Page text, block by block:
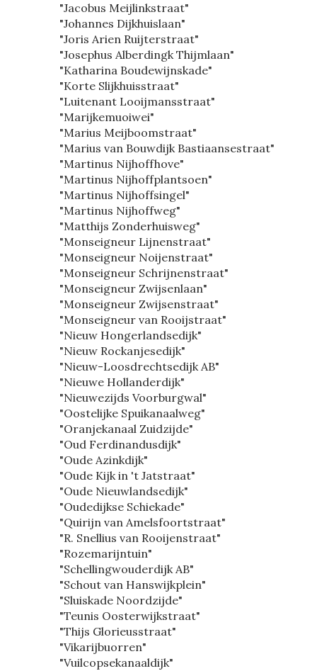
"Jacobus Meijlinkstraat"
"Johannes Dijkhuislaan"
"Joris Arien Ruijterstraat"
"Josephus Alberdingk Thijmlaan"
"Katharina Boudewijnskade"
"Korte Slijkhuisstraat"
"Luitenant Looijmansstraat"
"Marijkemuoiwei"
"Marius Meijboomstraat"
"Marius van Bouwdijk Bastiaansestraat"
"Martinus Nijhoffhove"
"Martinus Nijhoffplantsoen"
"Martinus Nijhoffsingel"
"Martinus Nijhoffweg"
"Matthijs Zonderhuisweg"
"Monseigneur Lijnenstraat"
"Monseigneur Noijenstraat"
"Monseigneur Schrijnenstraat"
"Monseigneur Zwijsenlaan"
"Monseigneur Zwijsenstraat"
"Monseigneur van Rooijstraat"
"Nieuw Hongerlandsedijk"
"Nieuw Rockanjesedijk"
"Nieuw-Loosdrechtsedijk AB"
"Nieuwe Hollanderdijk"
"Nieuwezijds Voorburgwal"
"Oostelijke Spuikanaalweg"
"Oranjekanaal Zuidzijde"
"Oud Ferdinandusdijk"
"Oude Azinkdijk"
"Oude Kijk in 't Jatstraat"
"Oude Nieuwlandsedijk"
"Oudedijkse Schiekade"
"Quirijn van Amelsfoortstraat"
"R. Snellius van Rooijenstraat"
"Rozemarijntuin"
"Schellingwouderdijk AB"
"Schout van Hanswijkplein"
"Sluiskade Noordzijde"
"Teunis Oosterwijkstraat"
"Thijs Glorieusstraat"
"Vikarijbuorren"
"Vuilcopsekanaaldijk"